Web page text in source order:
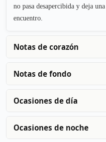
no pasa desapercibida y deja
encuentro.
Notas de corazón
Notas de fondo
Ocasiones de día
Ocasiones de noche